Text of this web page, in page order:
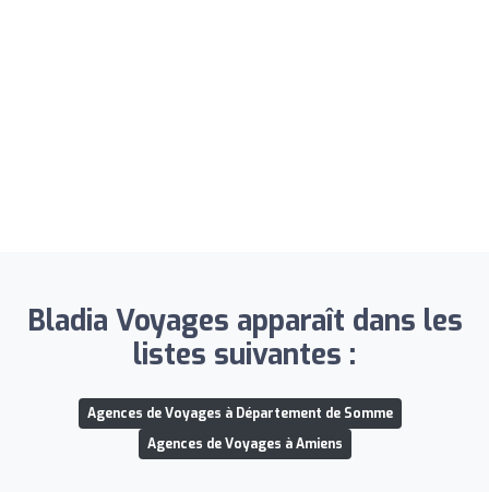
Bladia Voyages apparaît dans les
listes suivantes :
Agences de Voyages à Département de Somme
Agences de Voyages à Amiens